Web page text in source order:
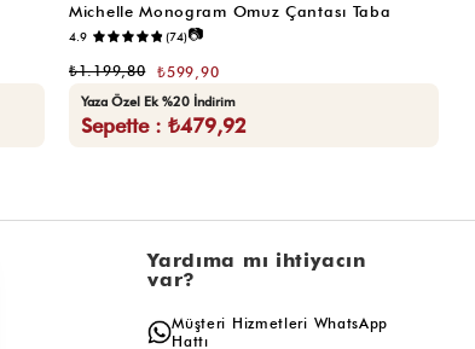
Michelle Monogram Omuz Çantası Taba
4.9 (74)📷
₺599,90
₺1.199,80
Yaza Özel Ek %20 İndirim
Sepette : ₺479,92
Yardıma mı ihtiyacın
var?
Müşteri Hizmetleri WhatsApp
Hattı